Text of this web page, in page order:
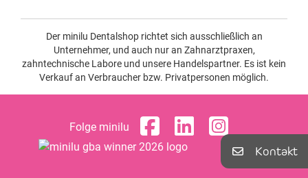
Kontakt
Der minilu Dentalshop richtet sich ausschließlich an
Unternehmer, und auch nur an Zahnarztpraxen,
zahntechnische Labore und unsere Handelspartner. Es ist kein
Verkauf an Verbraucher bzw. Privatpersonen möglich.
Folge minilu